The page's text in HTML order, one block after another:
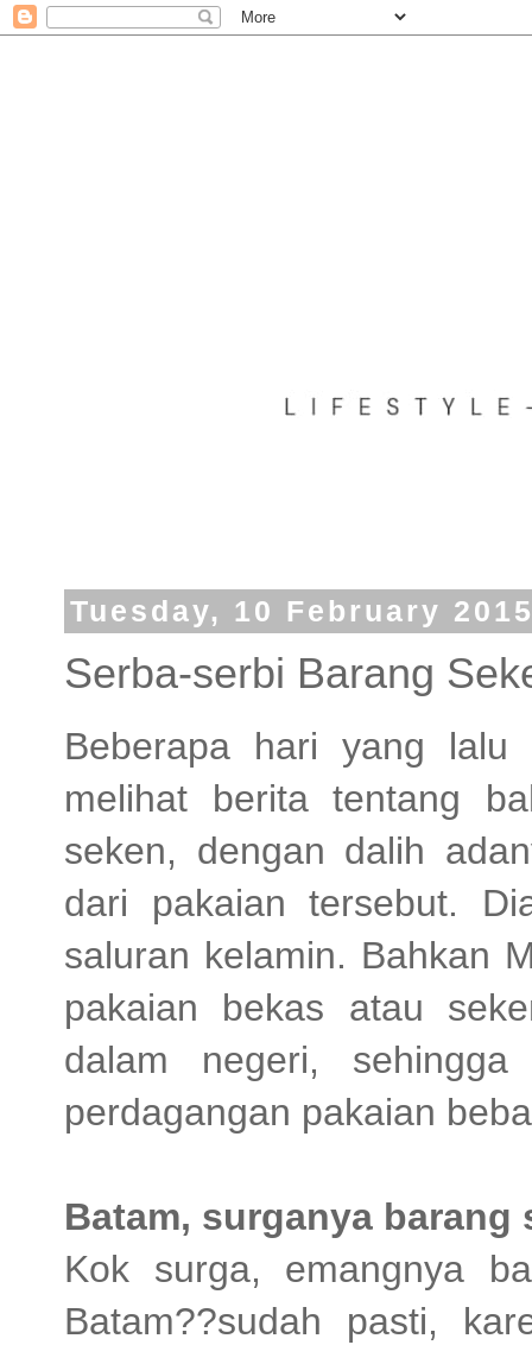
Tuesday, 10 February
Serba-serbi Barang
Beberapa hari yang lalu
melihat berita tentang
seken, dengan dalih
dari pakaian tersebut.
saluran kelamin. Bahkan
pakaian bekas atau
dalam negeri,
perdagangan pakaian
Batam, surganya barang
Kok surga, emangnya
Batam??sudah pasti,